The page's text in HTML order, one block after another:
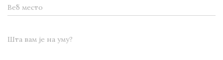
Веб место
Шта вам је на уму?